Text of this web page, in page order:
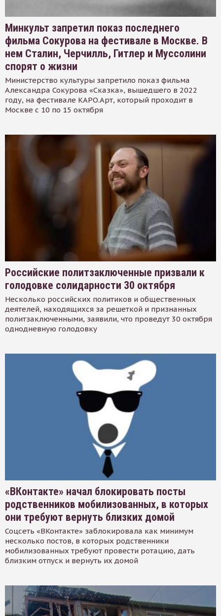
Минкульт запретил показ последнего
фильма Сокурова на фестивале в Москве. В
нем Сталин, Черчилль, Гитлер и Муссолини
спорят о жизни
Министерство культуры запретило показ фильма
Александра Сокурова «Сказка», вышедшего в 2022
году, на фестивале КАРО.Арт, который проходит в
Москве с 10 по 15 октября
Российские политзаключенные призвали к
голодовке солидарности 30 октября
Несколько российских политиков и общественных
деятелей, находящихся за решеткой и признанных
политзаключенными, заявили, что проведут 30 октября
однодневную голодовку
«ВКонтакте» начал блокировать посты
родственников мобилизованных, в которых
они требуют вернуть близких домой
Соцсеть «ВКонтакте» заблокировала как минимум
несколько постов, в которых родственники
мобилизованных требуют провести ротацию, дать
близким отпуск и вернуть их домой